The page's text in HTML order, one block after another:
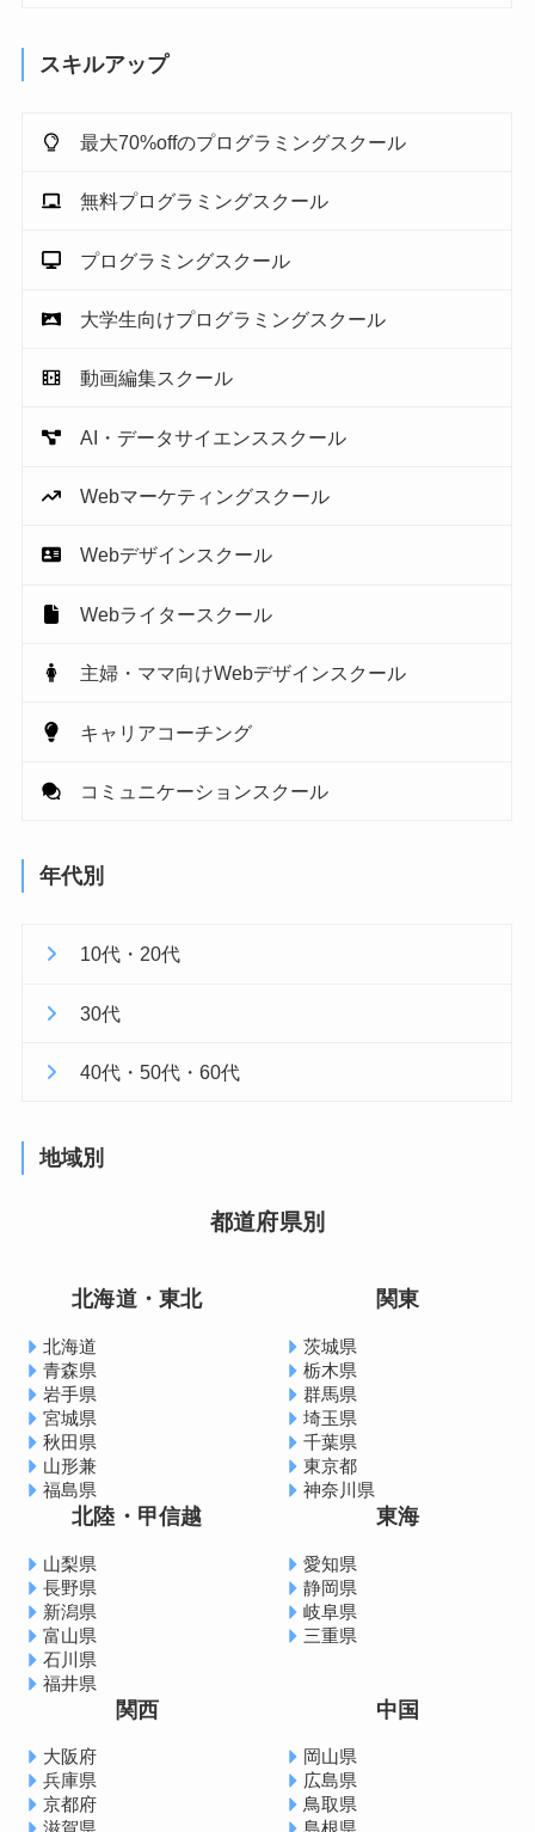
スキルアップ
最大70%offのプログラミングスクール
無料プログラミングスクール
プログラミングスクール
大学生向けプログラミングスクール
動画編集スクール
AI・データサイエンススクール
Webマーケティングスクール
Webデザインスクール
Webライタースクール
主婦・ママ向けWebデザインスクール
キャリアコーチング
コミュニケーションスクール
年代別
10代・20代
30代
40代・50代・60代
地域別
都道府県別
北海道・東北
北海道
青森県
岩手県
宮城県
秋田県
山形兼
福島県
関東
茨城県
栃木県
群馬県
埼玉県
千葉県
東京都
神奈川県
北陸・甲信越
山梨県
長野県
新潟県
富山県
石川県
福井県
東海
愛知県
静岡県
岐阜県
三重県
関西
大阪府
兵庫県
京都府
中国
岡山県
広島県
鳥取県